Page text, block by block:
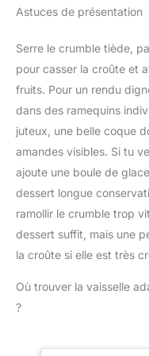
Astuces de présentation
Serre le crumble tiède,
pour casser la croûte et
fruits. Pour un rendu
dans des ramequins
juteux, une belle coque
amandes visibles. Si tu
ajoute une boule de
dessert longue
ramollir le crumble trop
dessert suffit, mais une
la croûte si elle est très
Où trouver la vaisselle
?